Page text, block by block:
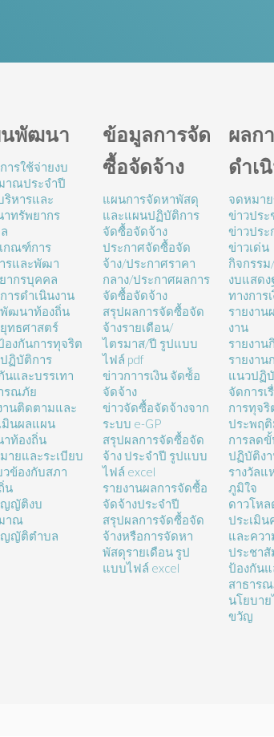
พัฒนา
ารใช้จ่ายงบ
าณประจำปี
ริหารและ
ทรัพยากร
กณฑ์การ
รและพัฒา
ากรบุคคล
ารดำเนินงาน
ฒนาท้องถิ่น
ทธศาสตร์
องกันการทุจริต
ฏิบัติการ
นและบรรเทา
รณภัย
านติดตามและ
มินผลแผน
ท้องถิ่น
ายและระเบียบ
วข้องกับสภา
น
ญัติงบ
าณ
ญัติตำบล
ข้อมูลการจัด
ซื้อจัดจ้าง
แผนการจัดหาพัสดุ
และแผนปฏิบัติการ
จัดซื้อจัดจ้าง
ประกาศจัดซื้อจัด
จ้าง/ประกาศราคา
กลาง/ประกาศผลการ
จัดซื้อจัดจ้าง
สรุปผลการจัดซื้อจัด
จ้างรายเดือน/
ไตรมาส/ปี รูปแบบ
ไฟล์ pdf
ข่าวกาารเงิน จัดซ์้อ
จัดจ้าง
ข่าวจัดซื้อจัดจ้างจาก
ระบบ e-GP
สรุปผลการจัดซื้อจัด
จ้าง ประจำปี รูปแบบ
ไฟล์ excel
รายงานผลการจัดซื้อ
จัดจ้างประจำปี
สรุปผลการจัดซื้อจัด
จ้างหรือการจัดหา
พัสดุรายเดือน รูป
แบบไฟล์ excel
ผลก
ดำเ
จดหมา
ข่าวปร
ข่าวประ
ข่าวเด่น
กิจกรรม
งบแสดง
ทางการ
รายงาน
งาน
รายงาน
รายงาน
แนวปฏิ
จัดการเ
การทุจริ
ประพฤ
การลด
ปฏิบัติง
รางวัลแ
ภูมิใจ
ดาวโห
ประเมิ
และควา
ประชา
ป้องกันแ
สาธาร
นโยบา
ขวัญ